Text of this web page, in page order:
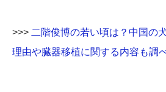
>>> 二階俊博の若い頃は？中国の
理由や臓器移植に関する内容も調